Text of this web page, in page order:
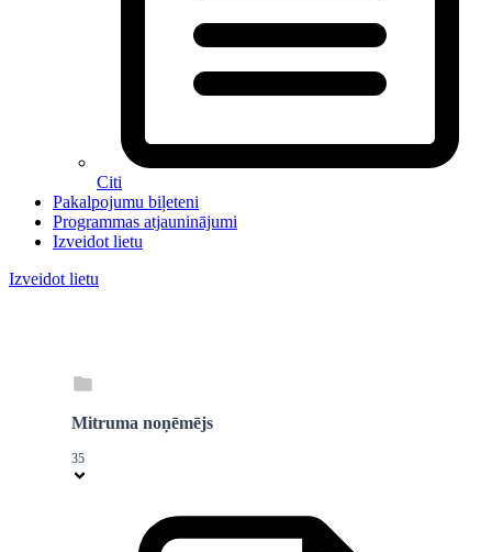
Citi
Pakalpojumu biļeteni
Programmas atjauninājumi
Izveidot lietu
Izveidot lietu
Mitruma noņēmējs
35